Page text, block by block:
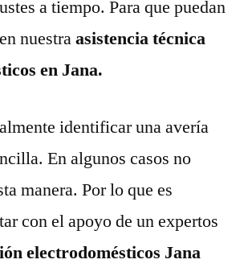
a tiempo. Para que puedan
nuestraasistencia técnica
en Jana.
identificar una avería
En algunos casos no
manera. Por lo que es
con el apoyo de un expertos
electrodomésticos Jana